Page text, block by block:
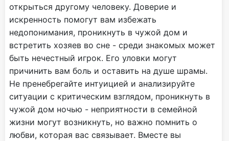
открыться другому человеку. Доверие и
искренность помогут вам избежать
недопонимания, проникнуть в чужой дом и
встретить хозяев во сне - среди знакомых может
быть нечестный игрок. Его уловки могут
причинить вам боль и оставить на душе шрамы.
Не пренебрегайте интуицией и анализируйте
ситуации с критическим взглядом, проникнуть в
чужой дом ночью - неприятности в семейной
жизни могут возникнуть, но важно помнить о
любви, которая вас связывает. Вместе вы